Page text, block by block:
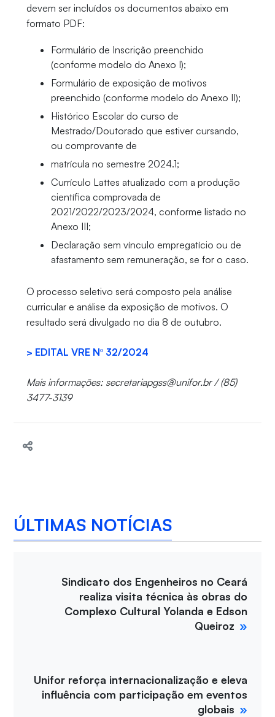
devem ser incluídos os documentos abaixo em
formato PDF:
Formulário de Inscrição preenchido
(conforme modelo do Anexo I);
Formulário de exposição de motivos
preenchido (conforme modelo do Anexo II);
Histórico Escolar do curso de
Mestrado/Doutorado que estiver cursando,
ou comprovante de
matrícula no semestre 2024.1;
Currículo Lattes atualizado com a produção
científica comprovada de
2021/2022/2023/2024, conforme listado no
Anexo III;
Declaração sem vínculo empregatício ou de
afastamento sem remuneração, se for o caso.
O processo seletivo será composto pela análise
curricular e análise da exposição de motivos. O
resultado será divulgado no dia 8 de outubro.
> EDITAL VRE Nº 32/2024
Mais informações: secretariapgss@unifor.br / (85)
3477-3139
ÚLTIMAS NOTÍCIAS
Sindicato dos Engenheiros no Ceará
realiza visita técnica às obras do
Complexo Cultural Yolanda e Edson
Queiroz
Unifor reforça internacionalização e eleva
influência com participação em eventos
globais